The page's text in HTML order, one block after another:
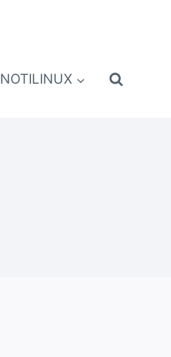
NOTILINUX